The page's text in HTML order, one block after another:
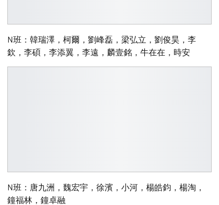
N班：韓瑞澤，柯爾，劉峰磊，梁弘立，劉俊昊，李
欽，李碩，李添翼，李遠，麟壹銘，牛在在，時安
N班：唐九洲，魏宏宇，徐濱，小河，楊皓鈞，楊淘，
鐘福林，鐘卓融